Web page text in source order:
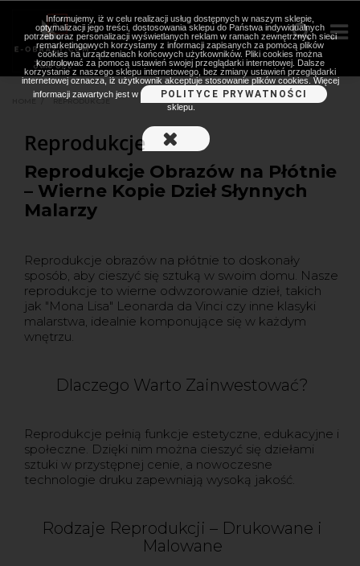
REPRODUKCJE
Reprodukcje
Reprodukcje Obrazów na Płótnie
– Wierne Kopie Dzieł Słynnych
Malarzy
Reprodukcje obrazów na płótnie to doskonały
sposób, aby cieszyć się sztuką w swoim domu. Nasze
reprodukcje to wierne odwzorowanie dzieł, takich
jak "Mona Lisa" Leonarda da Vinci czy inne klasyki
malarstwa, idealnie komponujące się w każdym
wnętrzu.
Dlaczego Warto Zainwestować?
Reprodukcje pełnią funkcje estetyczne, edukacyjne i
społeczne. Dzięki nim można cieszyć się dziełami
sztuki w przystępnej cenie, a nowoczesne
technologie druku zapewniają wysoką jakość.
Rodzaje Reprodukcji – Drukowane i
Malowane
Informujemy, iż w celu realizacji usług dostępnych w naszym sklepie,
optymalizacji jego treści, dostosowania sklepu do Państwa indywidualnych
potrzeb oraz personalizacji wyświetlanych reklam w ramach zewnętrznych sieci
remarketingowych korzystamy z informacji zapisanych za pomocą plików
cookies na urządzeniach końcowych użytkowników. Pliki cookies można
kontrolować za pomocą ustawień swojej przeglądarki internetowej. Dalsze
korzystanie z naszego sklepu internetowego, bez zmiany ustawień przeglądarki
internetowej oznacza, iż użytkownik akceptuje stosowanie plików cookies. Więcej
informacji zawartych jest w
POLITYCE PRYWATNOŚCI
sklepu.